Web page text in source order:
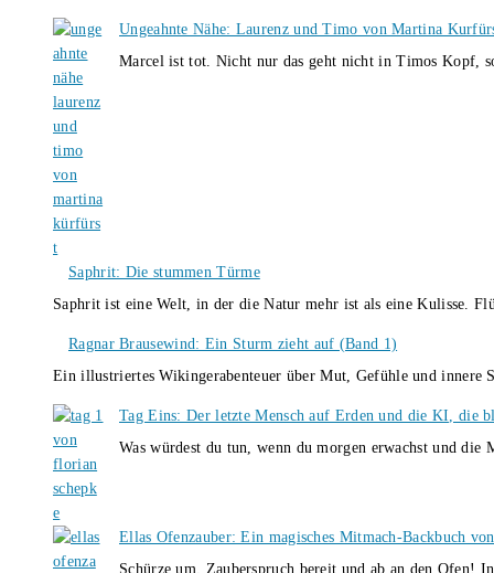
Ungeahnte Nähe: Laurenz und Timo von Martina
Marcel ist tot. Nicht nur das geht nicht in Timos Kopf,
Saphrit: Die stummen Türme
Saphrit ist eine Welt, in der die Natur mehr ist als eine Kulisse.
Ragnar Brausewind: Ein Sturm zieht auf (Band 1)
Ein illustriertes Wikingerabenteuer über Mut, Gefühle und
Tag Eins: Der letzte Mensch auf Erden und die KI, die
Was würdest du tun, wenn du morgen erwachst und
Ellas Ofenzauber: Ein magisches Mitmach-Backbuch
Schürze um, Zauberspruch bereit und ab an den Ofen!